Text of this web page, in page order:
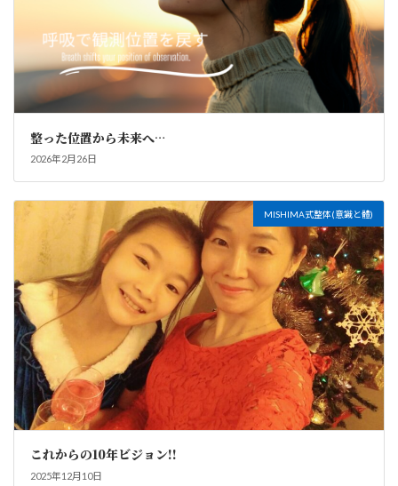
整った位置から未来へ…
2026年2月26日
MISHIMA式整体(意識と體)
これからの10年ビジョン!!
2025年12月10日